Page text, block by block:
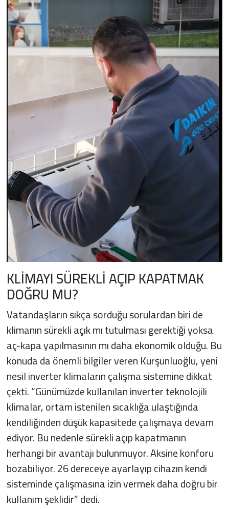
KLİMAYI SÜREKLİ AÇIP KAPATMAK
DOĞRU MU?
Vatandaşların sıkça sorduğu sorulardan biri de
klimanın sürekli açık mı tutulması gerektiği yoksa
aç-kapa yapılmasının mı daha ekonomik olduğu. Bu
konuda da önemli bilgiler veren Kurşunluoğlu, yeni
nesil inverter klimaların çalışma sistemine dikkat
çekti. “Günümüzde kullanılan inverter teknolojili
klimalar, ortam istenilen sıcaklığa ulaştığında
kendiliğinden düşük kapasitede çalışmaya devam
ediyor. Bu nedenle sürekli açıp kapatmanın
herhangi bir avantajı bulunmuyor. Aksine konforu
bozabiliyor. 26 dereceye ayarlayıp cihazın kendi
sisteminde çalışmasına izin vermek daha doğru bir
kullanım şeklidir” dedi.